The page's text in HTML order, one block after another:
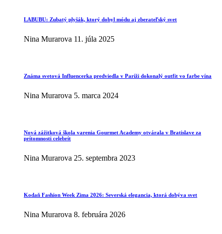
LABUBU: Zubatý plyšák, ktorý dobyl módu aj zberateľský svet
Nina Murarova 11. júla 2025
Známa svetová Influencerka predviedla v Paríži dokonalý outfit vo farbe vína
Nina Murarova 5. marca 2024
Nová zážitková škola varenia Gourmet Academy otvárala v Bratislave za
prítomnosti celebrít
Nina Murarova 25. septembra 2023
Kodaň Fashion Week Zima 2026: Severská elegancia, ktorá dobýva svet
Nina Murarova 8. februára 2026